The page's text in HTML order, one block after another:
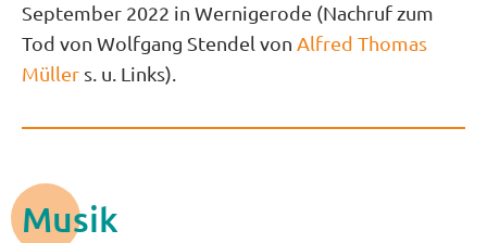
September 2022 in Wernigerode (Nachruf zum
Tod von Wolfgang Stendel von Alfred Thomas
Müller s. u. Links).
Musik